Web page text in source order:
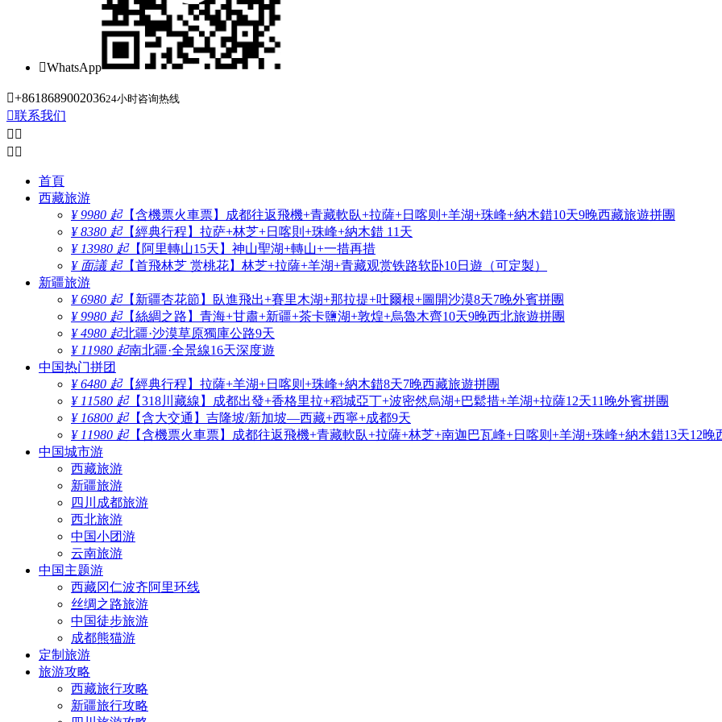
WhatsApp
+861868900203624小时咨询热线
联系我们
 
 
首頁
西藏旅游
¥ 9980 起【含機票火車票】成都往返飛機+青藏軟臥+拉薩+日喀则+羊湖+珠峰+納木錯10天9晚西藏旅遊拼團
¥ 8380 起【經典行程】拉萨+林芝+日喀則+珠峰+納木錯 11天
¥ 13980 起【阿里轉山15天】神山聖湖+轉山+一措再措
¥ 面議 起【首飛林芝 赏桃花】林芝+拉薩+羊湖+青藏观赏铁路软卧10日遊（可定製）
新疆旅游
¥ 6980 起【新疆杏花節】臥進飛出+賽里木湖+那拉提+吐爾根+圖開沙漠8天7晚外賓拼團
¥ 9980 起【絲綢之路】青海+甘肅+新疆+茶卡鹽湖+敦煌+烏魯木齊10天9晚西北旅遊拼團
¥ 4980 起北疆·沙漠草原獨庫公路9天
¥ 11980 起南北疆·全景線16天深度遊
中国热门拼团
¥ 6480 起【經典行程】拉薩+羊湖+日喀则+珠峰+納木錯8天7晚西藏旅遊拼團
¥ 11580 起【318川藏線】成都出發+香格里拉+稻城亞丁+波密然烏湖+巴鬆措+羊湖+拉薩12天11晚外賓拼團
¥ 16800 起【含大交通】吉隆坡/新加坡—西藏+西寧+成都9天
¥ 11980 起【含機票火車票】成都往返飛機+青藏軟臥+拉薩+林芝+南迦巴瓦峰+日喀则+羊湖+珠峰+納木錯13天12晚
中国城市游
西藏旅游
新疆旅游
四川成都旅游
西北旅游
中国小团游
云南旅游
中国主题游
西藏冈仁波齐阿里环线
丝绸之路旅游
中国徒步旅游
成都熊猫游
定制旅游
旅游攻略
西藏旅行攻略
新疆旅行攻略